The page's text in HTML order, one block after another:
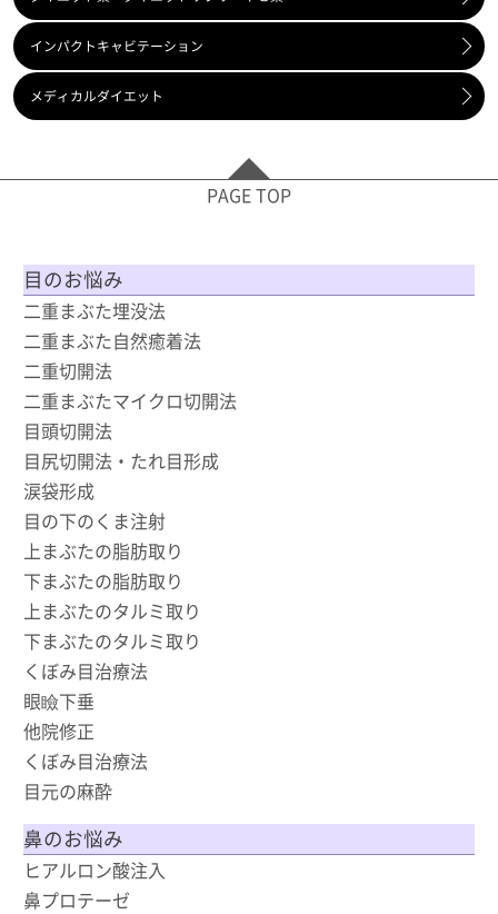
インパクトキャビテーション
メディカルダイエット
PAGE TOP
目のお悩み
二重まぶた埋没法
二重まぶた自然癒着法
二重切開法
二重まぶたマイクロ切開法
目頭切開法
目尻切開法・たれ目形成
涙袋形成
目の下のくま注射
上まぶたの脂肪取り
下まぶたの脂肪取り
上まぶたのタルミ取り
下まぶたのタルミ取り
くぼみ目治療法
眼瞼下垂
他院修正
くぼみ目治療法
目元の麻酔
鼻のお悩み
ヒアルロン酸注入
鼻プロテーゼ